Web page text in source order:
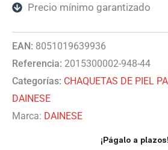
Precio mínimo garantizado
EAN: 8051019639936
Referencia: 2015300002-948-44
Categorías: CHAQUETAS DE PIEL
DAINESE
Marca: DAINESE